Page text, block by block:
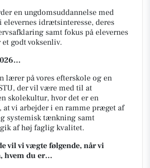
en ungdomsuddannelse med
elevernes idrætsinteresse, deres
samt fokus på elevernes
godt voksenliv.
lærer på vores efterskole og en
der vil være med til at
skolekultur, hvor det er en
vi arbejder i en ramme præget af
systemisk tænkning samt
af høj faglig kvalitet.
vil vi vægte følgende, når vi
hvem du er…